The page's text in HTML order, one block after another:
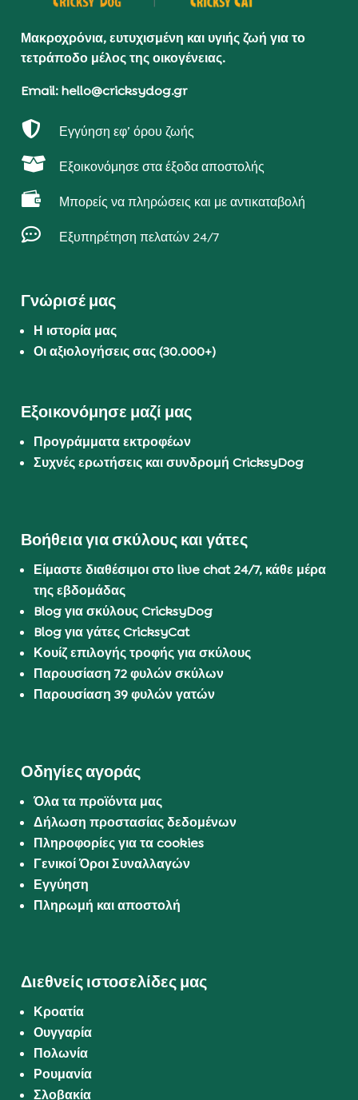
Μακροχρόνια, ευτυχισμένη και υγιής ζωή για το
τετράποδο μέλος της οικογένειας.
Email: hello@cricksydog.gr
 Εγγύηση εφ’ όρου ζωής
 Εξοικονόμησε στα έξοδα αποστολής
 Μπορείς να πληρώσεις και με αντικαταβολή
 Εξυπηρέτηση πελατών 24/7
Γνώρισέ μας
Η ιστορία μας
Οι αξιολογήσεις σας (30.000+)
Εξοικονόμησε μαζί μας
Προγράμματα εκτροφέων
Συχνές ερωτήσεις και συνδρομή CricksyDog
Βοήθεια για σκύλους και γάτες
Είμαστε διαθέσιμοι στο live chat 24/7, κάθε μέρα
της εβδομάδας
Blog για σκύλους CricksyDog
Blog για γάτες CricksyCat
Κουίζ επιλογής τροφής για σκύλους
Παρουσίαση 72 φυλών σκύλων
Παρουσίαση 39 φυλών γατών
Οδηγίες αγοράς
Όλα τα προϊόντα μας
Δήλωση προστασίας δεδομένων
Πληροφορίες για τα cookies
Γενικοί Όροι Συναλλαγών
Εγγύηση
Πληρωμή και αποστολή
Διεθνείς ιστοσελίδες μας
Κροατία
Ουγγαρία
Πολωνία
Ρουμανία
Σλοβακία